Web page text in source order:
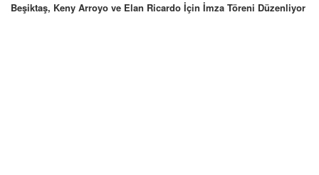
Beşiktaş, Keny Arroyo ve Elan Ricardo İçin İmza Töreni Düzenliyor